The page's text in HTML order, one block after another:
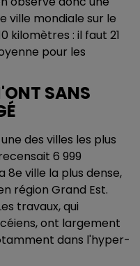
ville mondiale sur le
kilomètres : il faut 21
pour les
SANS
des villes les plus
6 999
8e ville la plus dense,
région Grand Est.
travaux, qui
ont largement
dans l'hyper-